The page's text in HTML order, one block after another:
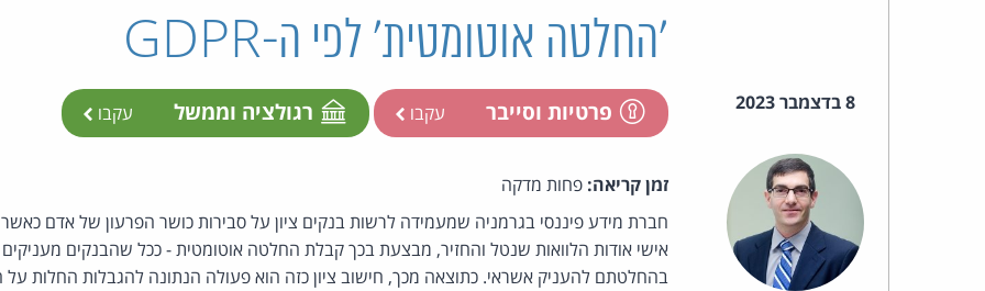
'החלטה אוטומטית' לפי ה-GDPR
8 בדצמבר 2023 פרטיות וסייבר עקבו רגולציה וממשל עקבו
זמן קריאה: פחות מדקה
חברת מידע פיננסי בגרמניה שמעמידה לרשות בנקים ציון על סבירות כושר הפרעון של אדם
אישי אודות הלוואות שנטל והחזיר, מבצעת בכך קבלת החלטה אוטומטית - ככל שהבנקים
בהחלטתם להעניק אשראי. כתוצאה מכך, חישוב ציון כזה הוא פעולה הנתונה להגבלות החלות על